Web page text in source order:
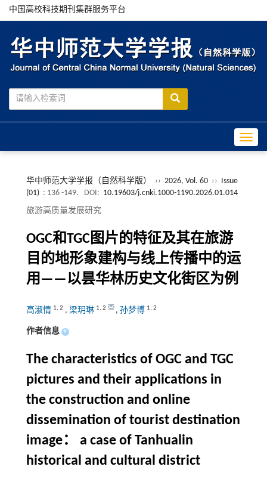
中国高校科技期刊集群服务平台
华中师范大学学报（自然科学版） ›› 2026, Vol. 60 ››
Issue
(01) : 136 -149. DOI: 10.19603/j.cnki.1000-1190.2026.01.014
旅游高质量发展研究
OGC和TGC图片的特征及其在旅游
目的地形象建构与线上传播中的运
用——以昙华林历史文化街区为例
高淑情 1, 2 , 梁玥琳 1, 2 , 孙梦博 1, 2
作者信息 +
The characteristics of OGC and TGC
pictures and their applications in
the construction and online
dissemination of tourist destination
image： a case of Tanhualin
historical and cultural district